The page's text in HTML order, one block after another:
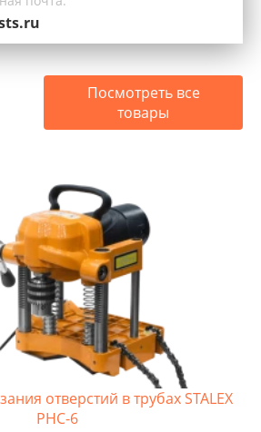
Посмотреть все
товары
отверстий в трубах STALEX
PHC-6